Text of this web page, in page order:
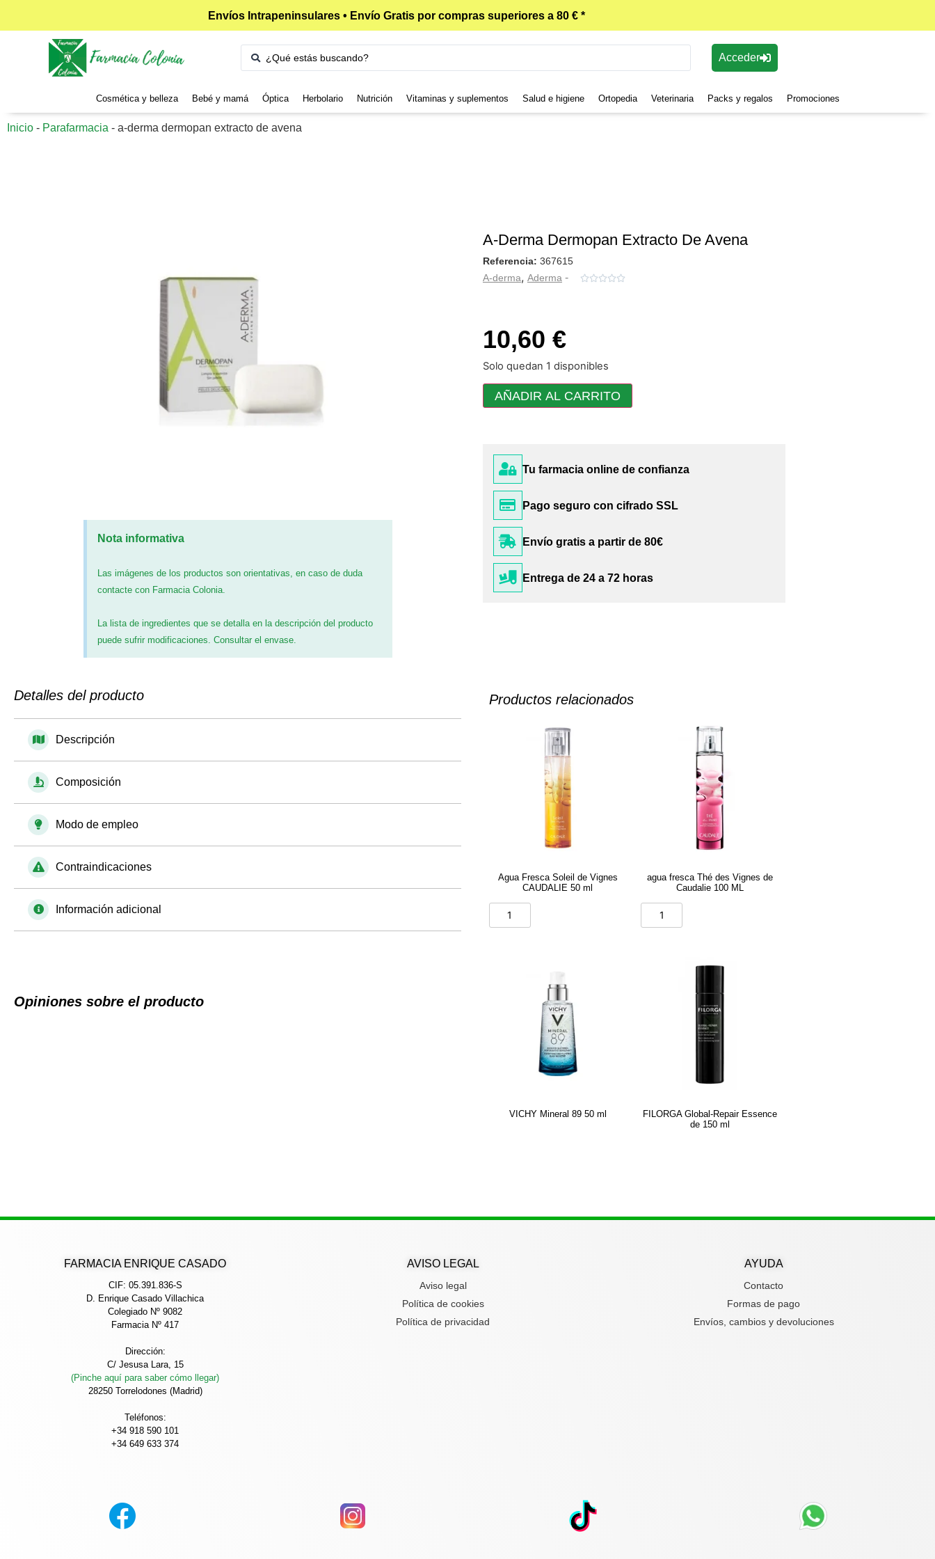
Envíos Intrapeninsulares • Envío Gratis por compras superiores a 80 € *
Acceder
Cosmética y belleza Bebé y mamá Óptica Herbolario Nutrición Vitaminas y suplementos Salud e higiene Ortopedia Veterinaria Packs y regalos Promociones
Inicio - Parafarmacia - a-derma dermopan extracto de avena
Nota informativa
Las imágenes de los productos son orientativas, en caso de duda
contacte con Farmacia Colonia.
La lista de ingredientes que se detalla en la descripción del producto
puede sufrir modificaciones. Consultar el envase.
A-Derma Dermopan Extracto De Avena
Referencia: 367615
A-derma, Aderma - 
10,60 €
Solo quedan 1 disponibles
AÑADIR AL CARRITO
Tu farmacia online de confianza
Pago seguro con cifrado SSL
Envío gratis a partir de 80€
Entrega de 24 a 72 horas
Detalles del producto
Descripción
Composición
Modo de empleo
Contraindicaciones
Información adicional
Opiniones sobre el producto
Productos relacionados
Agua Fresca Soleil de Vignes
CAUDALIE 50 ml
agua fresca Thé des Vignes de
Caudalie 100 ML
VICHY Mineral 89 50 ml
FILORGA Global-Repair Essence
de 150 ml
FARMACIA ENRIQUE CASADO
CIF: 05.391.836-S
D. Enrique Casado Villachica
Colegiado Nº 9082
Farmacia Nº 417
Dirección:
C/ Jesusa Lara, 15
(Pinche aquí para saber cómo llegar)
28250 Torrelodones (Madrid)
Teléfonos:
+34 918 590 101
+34 649 633 374
AVISO LEGAL
Aviso legal
Política de cookies
Política de privacidad
AYUDA
Contacto
Formas de pago
Envíos, cambios y devoluciones